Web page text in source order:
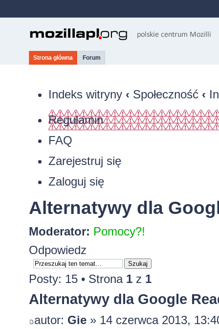
Strona główna Forum
Indeks witryny ‹ Społeczność ‹
Regulamin
FAQ
Zarejestruj się
Zaloguj się
Alternatywy dla
Moderator: Pomocy?!
Odpowiedz
Posty: 15 • Strona 1z 1
Alternatywy dla Google
autor: Gie» 14 czerwca 2013,